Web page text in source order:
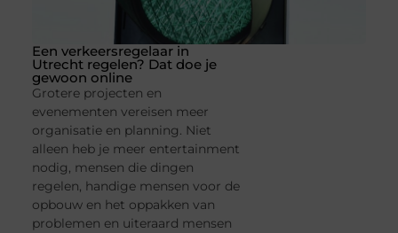
Een verkeersregelaar in
Utrecht regelen? Dat doe je
gewoon online
Grotere projecten en
evenementen vereisen meer
organisatie en planning. Niet
alleen heb je meer entertainment
nodig, mensen die dingen
regelen, handige mensen voor de
opbouw en het oppakken van
problemen en uiteraard mensen